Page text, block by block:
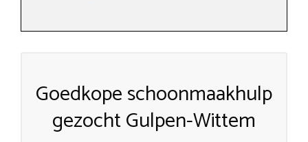
Goedkope schoonmaakhulp
gezocht Gulpen-Wittem